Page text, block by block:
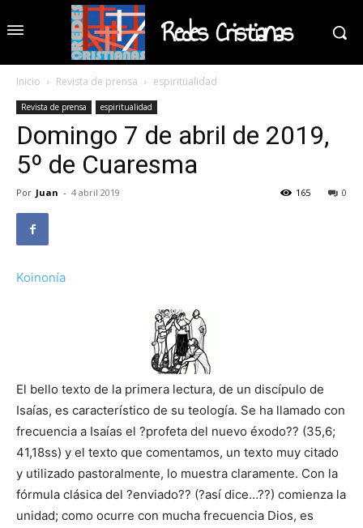
Redes Cristianas
Inicio Revista de prensa espiritualidad
Revista de prensa espiritualidad
Domingo 7 de abril de 2019,
5º de Cuaresma
Por Juan - 4 abril 2019 0
165
Koinonía
El bello texto de la primera lectura, de un discípulo de
Isaías, es característico de su teología. Se ha llamado con
frecuencia a Isaías el ?profeta del nuevo éxodo?? (35,6;
41,18ss) y el texto que comentamos, un texto muy citado
y utilizado pastoralmente, lo muestra claramente. Con la
fórmula clásica del ?enviado?? (?así dice…??) comienza la
unidad; como ocurre con mucha frecuencia Dios, es